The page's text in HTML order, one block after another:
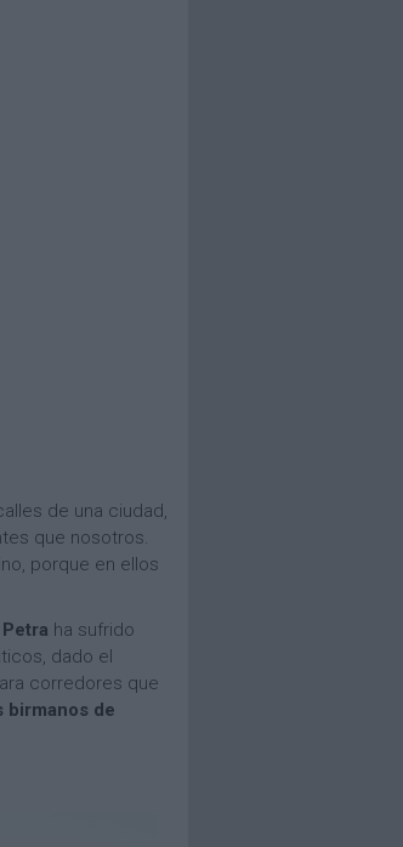
de una ciudad,
que nosotros.
porque en ellos
ha sufrido
dado el
corredores que
birmanos de